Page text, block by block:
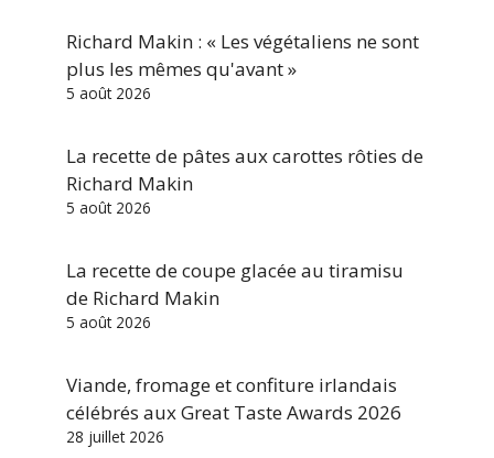
Richard Makin : « Les végétaliens ne sont
plus les mêmes qu'avant »
5 août 2026
La recette de pâtes aux carottes rôties de
Richard Makin
5 août 2026
La recette de coupe glacée au tiramisu
de Richard Makin
5 août 2026
Viande, fromage et confiture irlandais
célébrés aux Great Taste Awards 2026
28 juillet 2026